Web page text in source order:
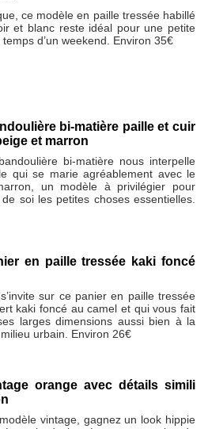
ce modèle en paille tressée habillé
et blanc reste idéal pour une petite
d’un weekend. Environ 35€
bi-matière paille et cuir
et marron
bi-matière nous interpelle
qui se marie agréablement avec le
un modèle à privilégier pour
soi les petites choses essentielles.
en paille tressée kaki foncé
sur ce panier en paille tressée
kaki foncé au camel et qui vous fait
larges dimensions aussi bien à la
milieu urbain. Environ 26€
orange avec détails simili
vintage, gagnez un look hippie